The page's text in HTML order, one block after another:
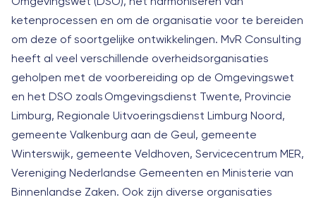
ketenprocessen en om de organisatie voor te bereiden
om deze of soortgelijke ontwikkelingen. MvR Consulting
heeft al veel verschillende overheidsorganisaties
geholpen met de voorbereiding op de Omgevingswet
en het DSO zoals Omgevingsdienst Twente, Provincie
Limburg, Regionale Uitvoeringsdienst Limburg Noord,
gemeente Valkenburg aan de Geul, gemeente
Winterswijk, gemeente Veldhoven, Servicecentrum MER,
Vereniging Nederlandse Gemeenten en Ministerie van
Binnenlandse Zaken. Ook zijn diverse organisaties